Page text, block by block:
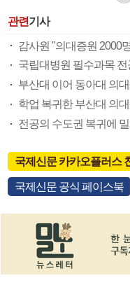
관련기사
부산대 이어 동아대 의
학업 복귀한 부산대 의
전공의 수도권 복귀에
국제신문 카카오플러스
국제신문 공식 페이스북